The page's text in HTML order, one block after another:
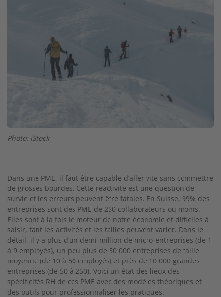
Photo: iStock
Dans une PME, il faut être capable d’aller vite sans commettre
de grosses bourdes. Cette réactivité est une question de
survie et les erreurs peuvent être fatales. En Suisse, 99% des
entreprises sont des PME de 250 collaborateurs ou moins.
Elles sont à la fois le moteur de notre économie et difficiles à
saisir, tant les activités et les tailles peuvent varier. Dans le
détail, il y a plus d’un demi-million de micro-entreprises (de 1
à 9 employés), un peu plus de 50 000 entreprises de taille
moyenne (de 10 à 50 employés) et près de 10 000 grandes
entreprises (de 50 à 250). Voici un état des lieux des
spécificités RH de ces PME avec des modèles théoriques et
des outils pour professionnaliser les pratiques.